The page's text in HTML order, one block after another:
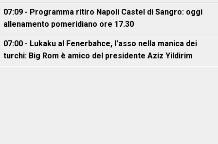
07:09 - Programma ritiro Napoli Castel di Sangro: oggi
allenamento pomeridiano ore 17.30
07:00 - Lukaku al Fenerbahce, l'asso nella manica dei
turchi: Big Rom è amico del presidente Aziz Yildirim